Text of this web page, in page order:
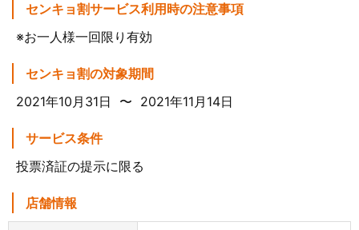
センキョ割サービス利用時の注意事項
※お一人様一回限り有効
センキョ割の対象期間
2021年10月31日 〜 2021年11月14日
サービス条件
投票済証の提示に限る
店舗情報